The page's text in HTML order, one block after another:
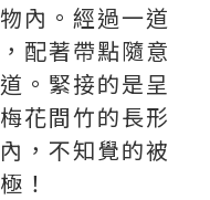
內。經過一道
配著帶點隨意
。緊接的是呈
花間竹的長形
，不知覺的被
！